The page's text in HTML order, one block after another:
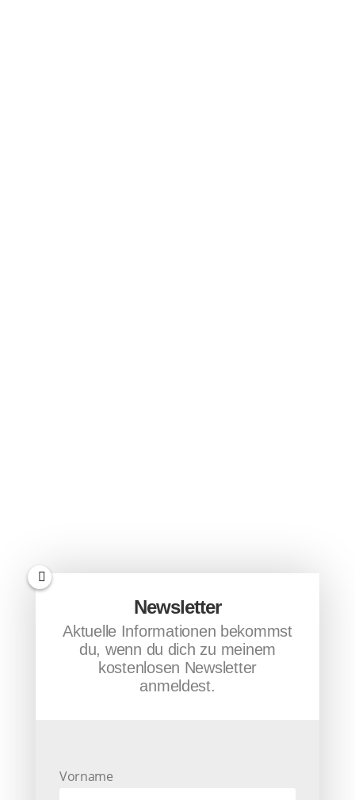
Newsletter
Aktuelle Informationen bekommst
du, wenn du dich zu meinem
kostenlosen Newsletter
anmeldest.
Vorname